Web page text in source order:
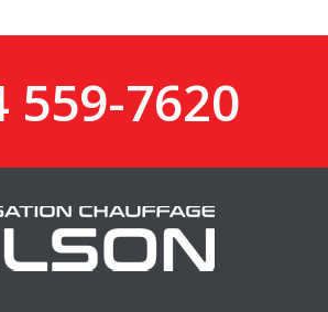
559-7620